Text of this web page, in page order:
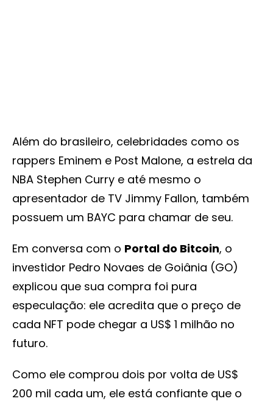
Além do brasileiro, celebridades como os
rappers Eminem e Post Malone, a estrela da
NBA Stephen Curry e até mesmo o
apresentador de TV Jimmy Fallon, também
possuem um BAYC para chamar de seu.
Em conversa com o Portal do Bitcoin, o
investidor Pedro Novaes de Goiânia (GO)
explicou que sua compra foi pura
especulação: ele acredita que o preço de
cada NFT pode chegar a US$ 1 milhão no
futuro.
Como ele comprou dois por volta de US$
200 mil cada um, ele está confiante que o